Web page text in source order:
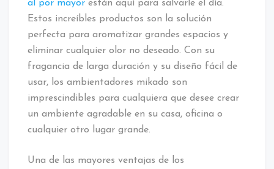
al por mayor están aquí para salvarle el día.
Estos increíbles productos son la solución
perfecta para aromatizar grandes espacios y
eliminar cualquier olor no deseado. Con su
fragancia de larga duración y su diseño fácil de
usar, los ambientadores mikado son
imprescindibles para cualquiera que desee crear
un ambiente agradable en su casa, oficina o
cualquier otro lugar grande.
Una de las mayores ventajas de los